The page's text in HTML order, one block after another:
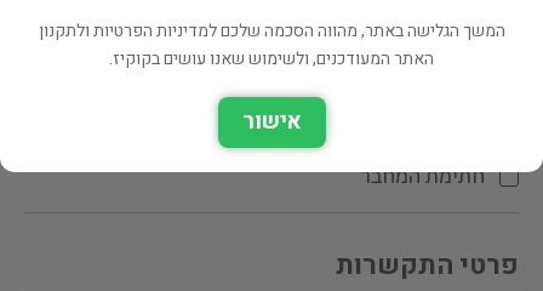
הקדשת המחבר\המתרגם
חתימת המחבר
פרטי התקשרות
המשך הגלישה באתר, מהווה הסכמה שלכם למדיניות הפרטיות ולתקנון
האתר המעודכנים, ולשימוש שאנו עושים בקוקיז.
אישור